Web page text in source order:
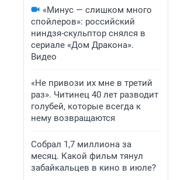
«Минус — слишком много
спойлеров»: российский
ниндзя-скульптор снялся в
сериале «Дом Дракона».
Видео
«Не привози их мне в третий
раз». Читинец 40 лет разводит
голубей, которые всегда к
нему возвращаются
Собрал 1,7 миллиона за
месяц. Какой фильм тянул
забайкальцев в кино в июле?